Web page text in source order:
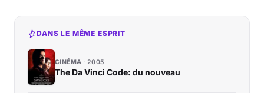
DANS LE MÊME ESPRIT
CINÉMA 2005
The Da Vinci Code: du nouveau